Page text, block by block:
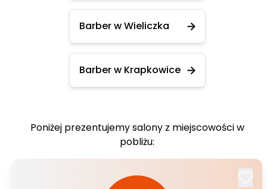
Barber w Wieliczka
Barber w Krapkowice
Poniżej prezentujemy salony z miejscowości w
pobliżu: